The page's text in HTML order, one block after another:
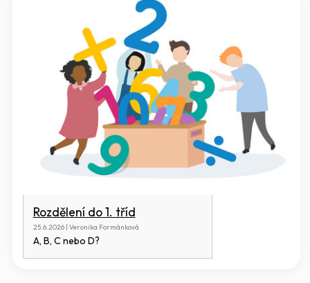
Rozdělení do 1. tříd
25.6.2026 | Veronika Formánková
A, B, C nebo D?